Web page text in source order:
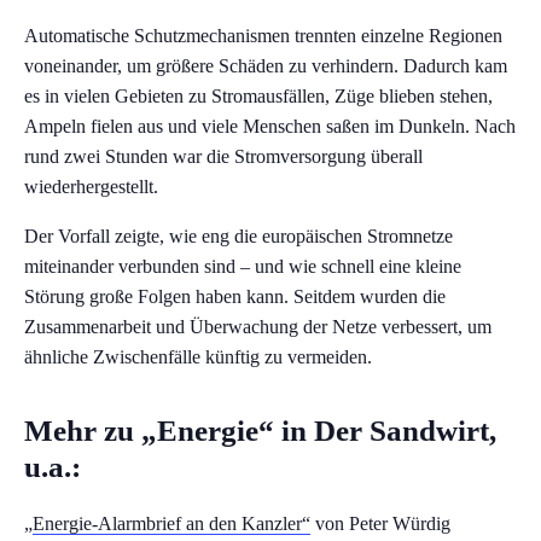
Automatische Schutzmechanismen trennten einzelne Regionen
voneinander, um größere Schäden zu verhindern. Dadurch kam
es in vielen Gebieten zu Stromausfällen, Züge blieben stehen,
Ampeln fielen aus und viele Menschen saßen im Dunkeln. Nach
rund zwei Stunden war die Stromversorgung überall
wiederhergestellt.
Der Vorfall zeigte, wie eng die europäischen Stromnetze
miteinander verbunden sind – und wie schnell eine kleine
Störung große Folgen haben kann. Seitdem wurden die
Zusammenarbeit und Überwachung der Netze verbessert, um
ähnliche Zwischenfälle künftig zu vermeiden.
Mehr zu „Energie“ in Der Sandwirt,
u.a.:
„Energie-Alarmbrief an den Kanzler“ von Peter Würdig